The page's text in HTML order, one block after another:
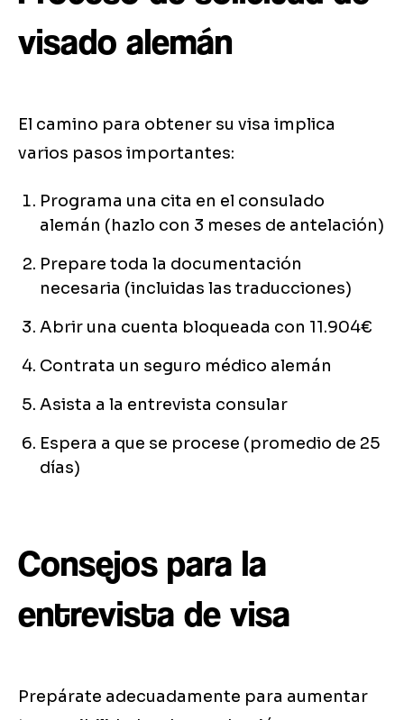
visado alemán
El camino para obtener su visa implica
varios pasos importantes:
Programa una cita en el consulado
alemán (hazlo con 3 meses de antelación)
Prepare toda la documentación
necesaria (incluidas las traducciones)
Abrir una cuenta bloqueada con 11.904€
Contrata un seguro médico alemán
Asista a la entrevista consular
Espera a que se procese (promedio de 25
días)
Consejos para la
entrevista de visa
Prepárate adecuadamente para aumentar